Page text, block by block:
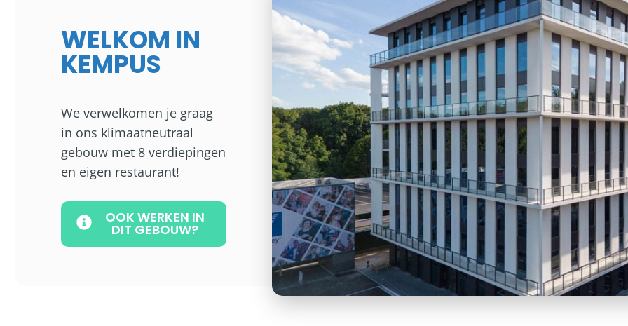
WELKOM IN
KEMPUS
We verwelkomen je graag
in ons klimaatneutraal
gebouw met 8 verdiepingen
en eigen restaurant!
OOK WERKEN IN
DIT GEBOUW?